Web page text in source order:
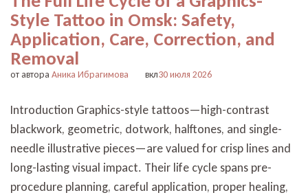
Style Tattoo in Omsk: Safety,
Application, Care, Correction, and
Removal
от автора Аника Ибрагимова вкл30 июля 2026
Introduction Graphics-style tattoos—high-contrast
blackwork, geometric, dotwork, halftones, and single-
needle illustrative pieces—are valued for crisp lines and
long-lasting visual impact. Their life cycle spans pre-
procedure planning, careful application, proper healing,